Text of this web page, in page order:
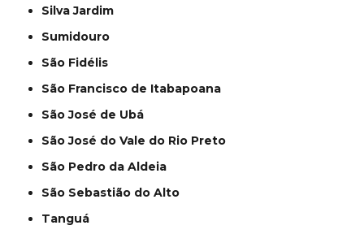
Silva Jardim
Sumidouro
São Fidélis
São Francisco de Itabapoana
São José de Ubá
São José do Vale do Rio Preto
São Pedro da Aldeia
São Sebastião do Alto
Tanguá